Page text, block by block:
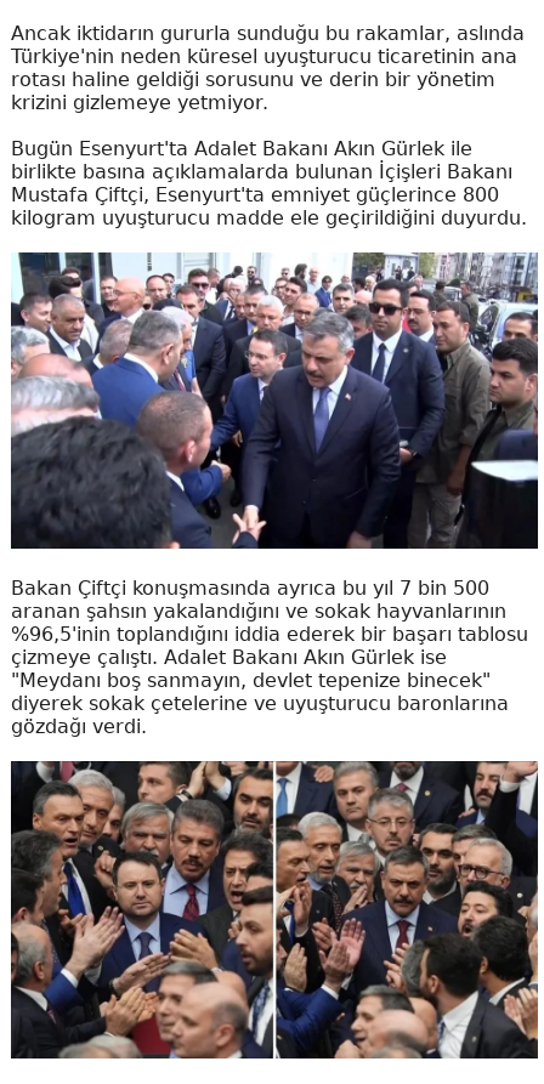
Ancak iktidarın gururla sunduğu bu rakamlar, aslında
Türkiye'nin neden küresel uyuşturucu ticaretinin ana
rotası haline geldiği sorusunu ve derin bir yönetim
krizini gizlemeye yetmiyor.
Bugün Esenyurt'ta Adalet Bakanı Akın Gürlek ile
birlikte basına açıklamalarda bulunan İçişleri Bakanı
Mustafa Çiftçi, Esenyurt'ta emniyet güçlerince 800
kilogram uyuşturucu madde ele geçirildiğini duyurdu.
Bakan Çiftçi konuşmasında ayrıca bu yıl 7 bin 500
aranan şahsın yakalandığını ve sokak hayvanlarının
%96,5'inin toplandığını iddia ederek bir başarı tablosu
çizmeye çalıştı. Adalet Bakanı Akın Gürlek ise
"Meydanı boş sanmayın, devlet tepenize binecek"
diyerek sokak çetelerine ve uyuşturucu baronlarına
gözdağı verdi.